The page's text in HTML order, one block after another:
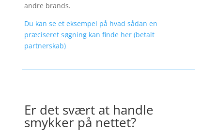
andre brands.
Du kan se et eksempel på hvad sådan en
præciseret søgning kan finde her (betalt
partnerskab)
Er det svært at handle
smykker på nettet?